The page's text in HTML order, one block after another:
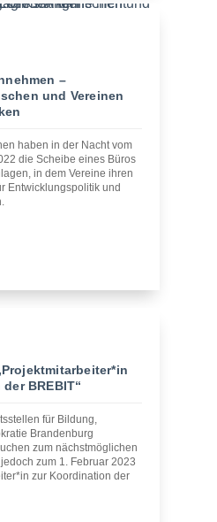
–
und Vereinen
haben in der Nacht vom
die Scheibe eines Büros
in dem Vereine ihren
Entwicklungspolitik und
BREBIT“
für Bildung,
Brandenburg
zum nächstmöglichen
zum 1. Februar 2023
zur Koordination der